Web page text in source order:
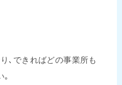
､できればどの事業所も
｡